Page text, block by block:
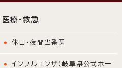
医療・救急
休日・夜間当番医
インフルエンザ（岐阜県公式ホー